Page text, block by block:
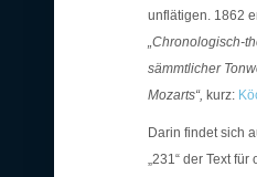
unflätigen. 1862
„Chronologisch-
sämmtlicher
Mozarts“, kurz:
Darin findet sich
„231“ der Text für